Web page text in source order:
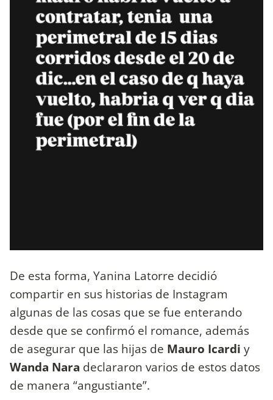
De esta forma, Yanina Latorre decidió
compartir en sus historias de Instagram
algunas de las cosas que se fue enterando
desde que se confirmó el romance, además
de asegurar que las hijas de Mauro Icardi y
Wanda Nara declararon varios de estos datos
de manera “angustiante”.